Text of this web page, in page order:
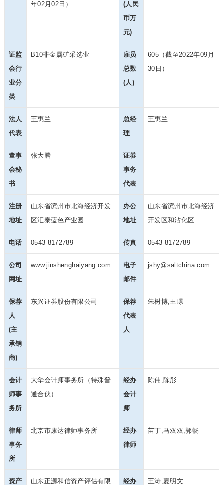
年02月02日）
(人民
币万
元)
证监
会行
业分
类
B10非金属矿采选业
雇员
总数
(人)
605（截至2022年09月
30日）
法人
代表
王惠兰
总经
理
王惠兰
董事
会秘
书
张大腾
证券
事务
代表
注册
地址
山东省滨州市北海经济开发
区汇泰蓝色产业园
办公
地址
山东省滨州市北海经济
开发区和沾化区
电话 0543-8172789 传真 0543-8172789
公司
网址
www.jinshenghaiyang.com
电子
邮件
jshy@saltchina.com
保荐
人
(主
承销
商)
东兴证券股份有限公司
保荐
代表
人
朱树博,王璟
会计
师事
务所
大华会计师事务所（特殊普
通合伙）
经办
会计
师
陈伟,陈彤
律师
事务
所
北京市康达律师事务所
经办
律师
苗丁,马双双,郭畅
资产 山东正源和信资产评估有限 经办 王涛,夏明文